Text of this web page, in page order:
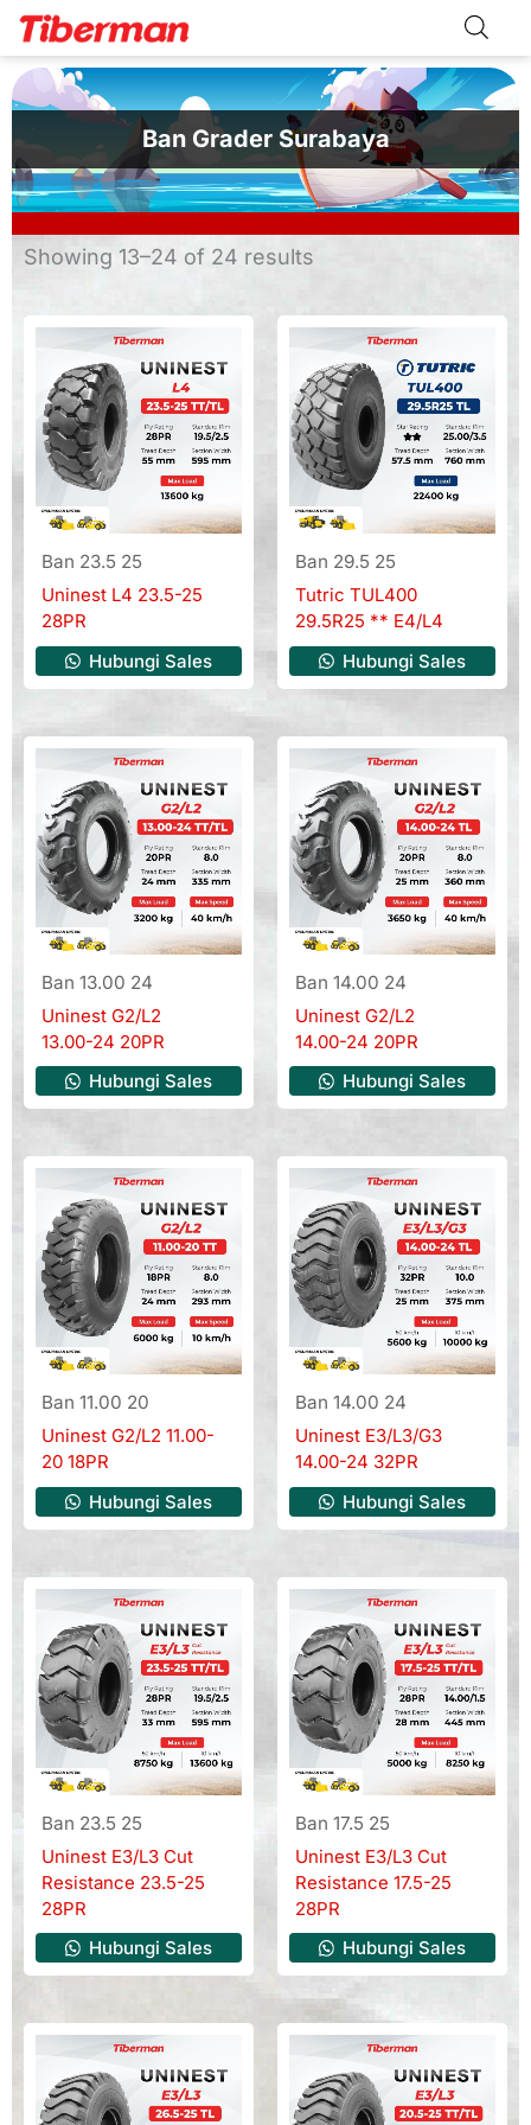
Skip
to
content
Ban Grader Surabaya
Showing 13–24 of 24 results
Ban 23.5 25
Uninest L4 23.5-25
28PR
Hubungi Sales
Ban 29.5 25
Tutric TUL400
29.5R25 ** E4/L4
Hubungi Sales
Ban 13.00 24
Uninest G2/L2
13.00-24 20PR
Hubungi Sales
Ban 14.00 24
Uninest G2/L2
14.00-24 20PR
Hubungi Sales
Ban 11.00 20
Uninest G2/L2 11.00-
20 18PR
Hubungi Sales
Ban 14.00 24
Uninest E3/L3/G3
14.00-24 32PR
Hubungi Sales
Ban 23.5 25
Uninest E3/L3 Cut
Resistance 23.5-25
28PR
Hubungi Sales
Ban 17.5 25
Uninest E3/L3 Cut
Resistance 17.5-25
28PR
Hubungi Sales